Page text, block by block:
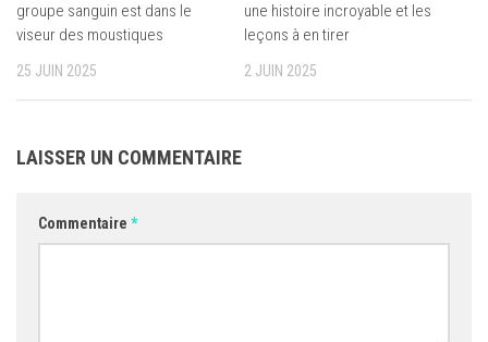
groupe sanguin est dans le
viseur des moustiques
25 JUIN 2025
une histoire incroyable et les
leçons à en tirer
2 JUIN 2025
LAISSER UN COMMENTAIRE
Commentaire *